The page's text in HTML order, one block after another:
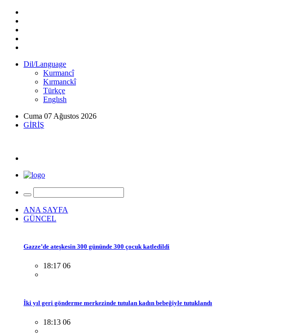
Dil/Language
Kurmancî
Kırmanckî
Türkçe
Englısh
Cuma 07 Ağustos 2026
GİRİŞ
ANA SAYFA
GÜNCEL
Gazze’de ateşkesin 300 gününde 300 çocuk katledildi
18:17 06
İki yıl geri gönderme merkezinde tutulan kadın bebeğiyle tutuklandı
18:13 06